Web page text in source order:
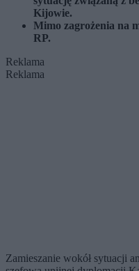
Kijowie.
Mimo zagrożenia na
RP.
Reklama
Reklama
Zamieszanie wokół sytuacji